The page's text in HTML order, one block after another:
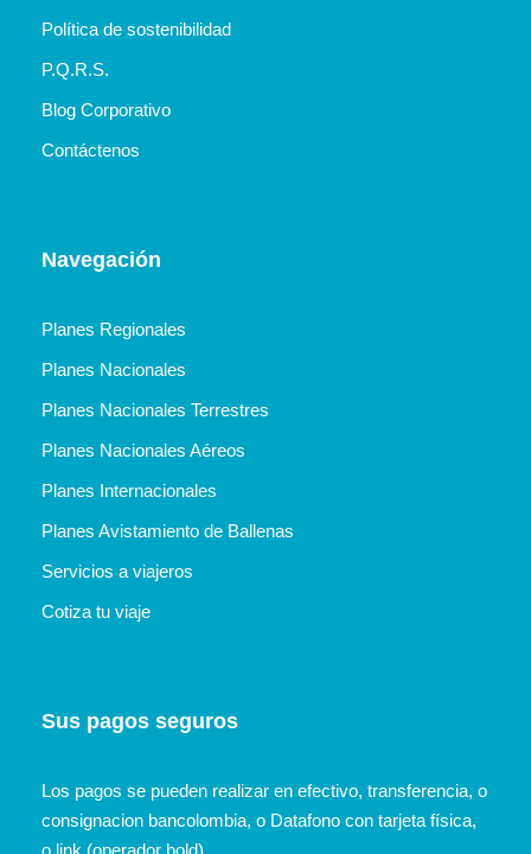
Política de sostenibilidad
P.Q.R.S.
Blog Corporativo
Contáctenos
Navegación
Planes Regionales
Planes Nacionales
Planes Nacionales Terrestres
Planes Nacionales Aéreos
Planes Internacionales
Planes Avistamiento de Ballenas
Servicios a viajeros
Cotiza tu viaje
Sus pagos seguros
Los pagos se pueden realizar en efectivo, transferencia, o
consignacion bancolombia, o Datafono con tarjeta física,
o link (operador bold)